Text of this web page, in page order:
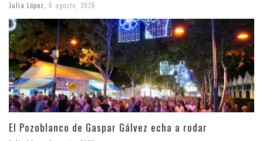
Julia López, 6 agosto, 2026
El Pozoblanco de Gaspar Gálvez echa a rodar